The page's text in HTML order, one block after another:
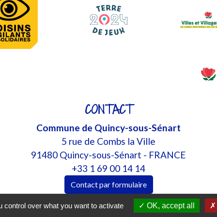
CONTACT
Commune de Quincy-sous-Sénart
5 rue de Combs la Ville
91480 Quincy-sous-Sénart - FRANCE
+33 1 69 00 14 14
Contact par formulaire
over what you want to activate OK, accept all